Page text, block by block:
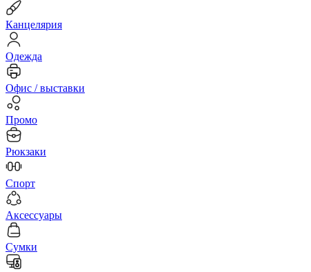
Канцелярия
Одежда
Офис / выставки
Промо
Рюкзаки
Спорт
Аксессуары
Сумки